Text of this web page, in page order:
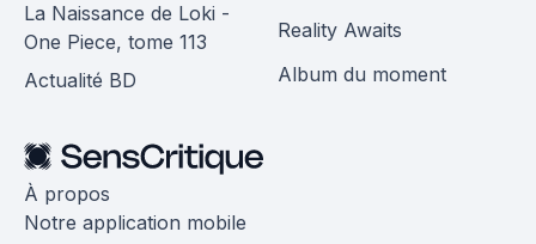
La Naissance de Loki -
One Piece, tome 113
Actualité BD
Reality Awaits
Album du moment
À propos
Notre application mobile